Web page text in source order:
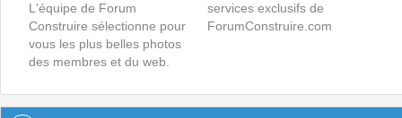
L'équipe de Forum
Construire sélectionne pour
vous les plus belles photos
des membres et du web.
services exclusifs de
ForumConstruire.com